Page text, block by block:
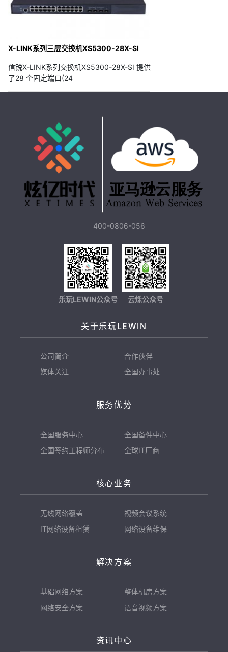
X-LINK系列三层交换机XS5300-28X-SI
信锐X-LINK系列交换机XS5300-28X-SI 提供
了28 个固定端口(24
400-0806-056
乐玩LEWIN公众号 云烁公众号
关于乐玩LEWIN
公司简介
合作伙伴
媒体关注
全国办事处
服务优势
全国服务中心
全国备件中心
全国签约工程师分布
全球IT厂商
核心业务
无线网络覆盖
视频会议系统
IT网络设备租赁
网络设备维保
解决方案
基础网络方案
整体机房方案
网络安全方案
语音视频方案
资讯中心